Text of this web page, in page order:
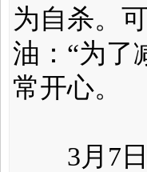
为自杀。
油：“为了
常开心。
3月7日